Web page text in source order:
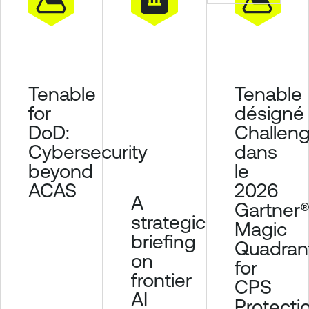
Tenable
for
DoD:
Cybersecurity
beyond
ACAS
A
strategic
briefing
on
frontier
AI
Tenable
désigné
dans
le
2026
Gartner®
Magic
for
CPS